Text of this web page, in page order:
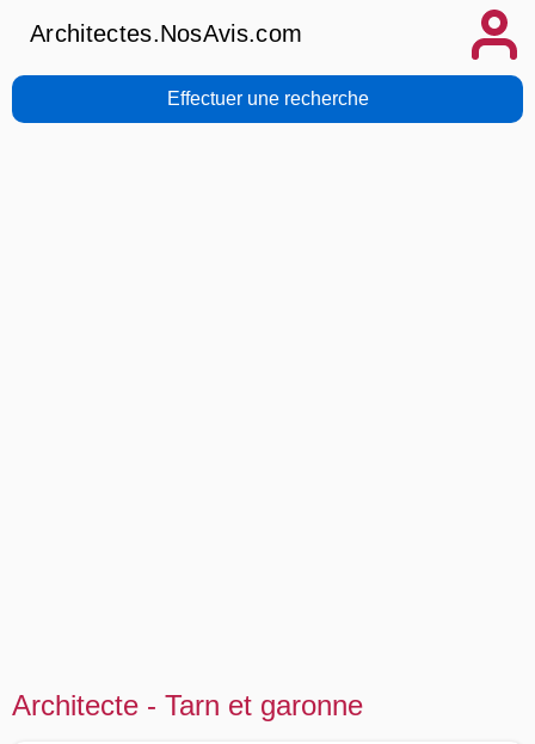
Architectes.NosAvis.com
Effectuer une recherche
Architecte - Tarn et garonne